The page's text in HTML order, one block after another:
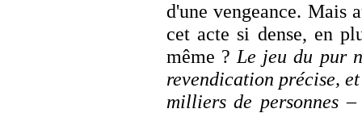
d'une vengeance. Mais
cet acte si dense, en
même ? Le jeu du pur
revendication précise,
milliers de personnes